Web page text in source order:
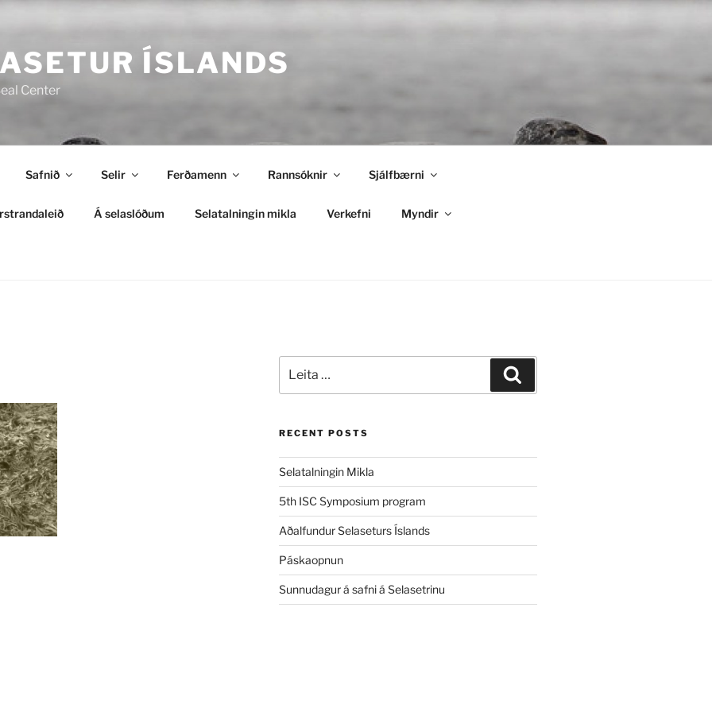
ÍSLANDS
Center
Safnið Selir Ferðamenn Rannsóknir Sjálfbærni
Á selaslóðum Selatalningin mikla Verkefni Myndir
eftir:
RECENT POSTS
Selatalningin Mikla
5th ISC Symposium program
Aðalfundur Selaseturs Íslands
Páskaopnun
Sunnudagur á safni á Selasetrinu